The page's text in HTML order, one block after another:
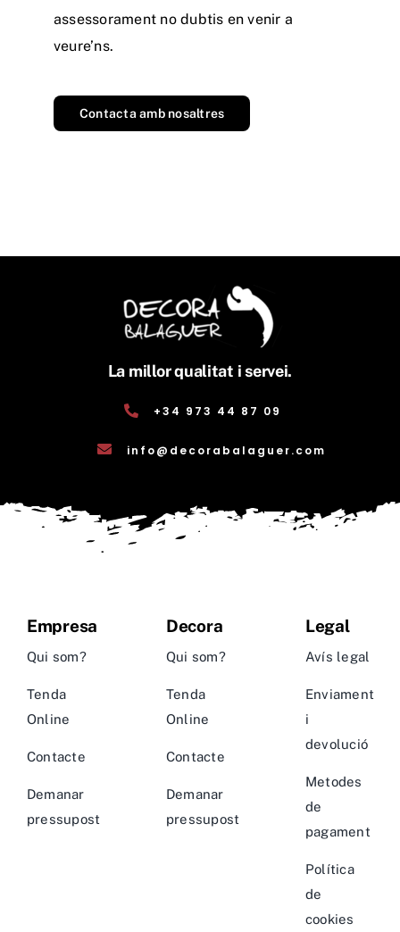
assessorament no dubtis en venir a
veure’ns.
Contacta amb nosaltres
La millor qualitat i servei.
+34 973 44 87 09
info@decorabalaguer.com
Empresa
Qui som?
Tenda
Online
Contacte
Demanar
pressupost
Decora
Qui som?
Tenda
Online
Contacte
Demanar
pressupost
Legal
Avís legal
Enviament
i
devolució
Metodes
de
pagament
Política
de
cookies